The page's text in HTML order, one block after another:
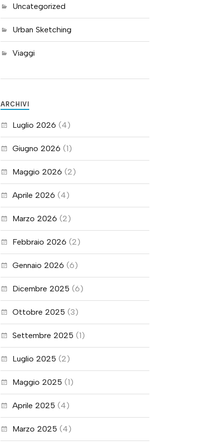
Uncategorized
Urban Sketching
Viaggi
ARCHIVI
Luglio 2026 (4)
Giugno 2026 (1)
Maggio 2026 (2)
Aprile 2026 (4)
Marzo 2026 (2)
Febbraio 2026 (2)
Gennaio 2026 (6)
Dicembre 2025 (6)
Ottobre 2025 (3)
Settembre 2025 (1)
Luglio 2025 (2)
Maggio 2025 (1)
Aprile 2025 (4)
Marzo 2025 (4)